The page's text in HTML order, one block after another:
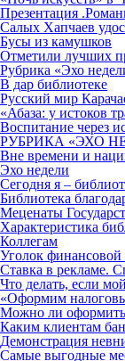
Презентация
Салых Хапчаев
Бусы из камушков
Отметили лучших
Рубрика «Эхо
В дар библиотеке
Русский мир
«Абаза: у истоков
Воспитание через
РУБРИКА «ЭХО
Вне времени и
Эхо недели
Сегодня я –
Библиотека
Меценаты
Характеристика
Коллегам
Уголок финансовой
Ставка в рекламе.
Что делать, если
«Оформим
Можно ли оформить
Каким клиентам
Демонстрация
Самые выгодные